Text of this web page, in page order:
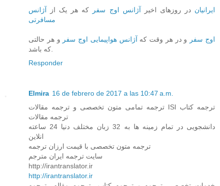
ایرانیان در روزهای اخیر آژانس اوج سفر که هر یک از آژانس
مسافرتی
اوج سفر و در هر وقت که آژانس هواپیمایی اوج سفر و هر حالتی
Responder
Elmira 16 de febrero de 2017 a las 10:47 a.m.
ترجمه تمامی متون تخصصی و ترجمه مقالات ISI ترجمه کتاب
ترجمه مقالات
دانشجویی در تمام زمینه ها به 32 زبان مختلف دنیا 24 ساعته
انلاین
ترجمه متون تخصصی با قیمت ارزان ترجمه
سایت ترجمه ایران مترجم
http://irantranslator.ir
http://irantranslator.ir